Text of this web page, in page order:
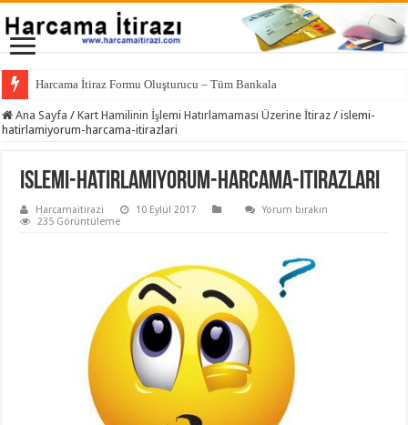
Harcama İtiraz Formu Oluşturucu – Tüm Bankalar İçin
Ana Sayfa / Kart Hamilinin İşlemi Hatırlamaması Üzerine İtiraz / islemi-
hatirlamiyorum-harcama-itirazlari
islemi-hatirlamiyorum-harcama-itirazlari
Harcamaitirazi 10 Eylül 2017
Yorum bırakın
235 Görüntüleme